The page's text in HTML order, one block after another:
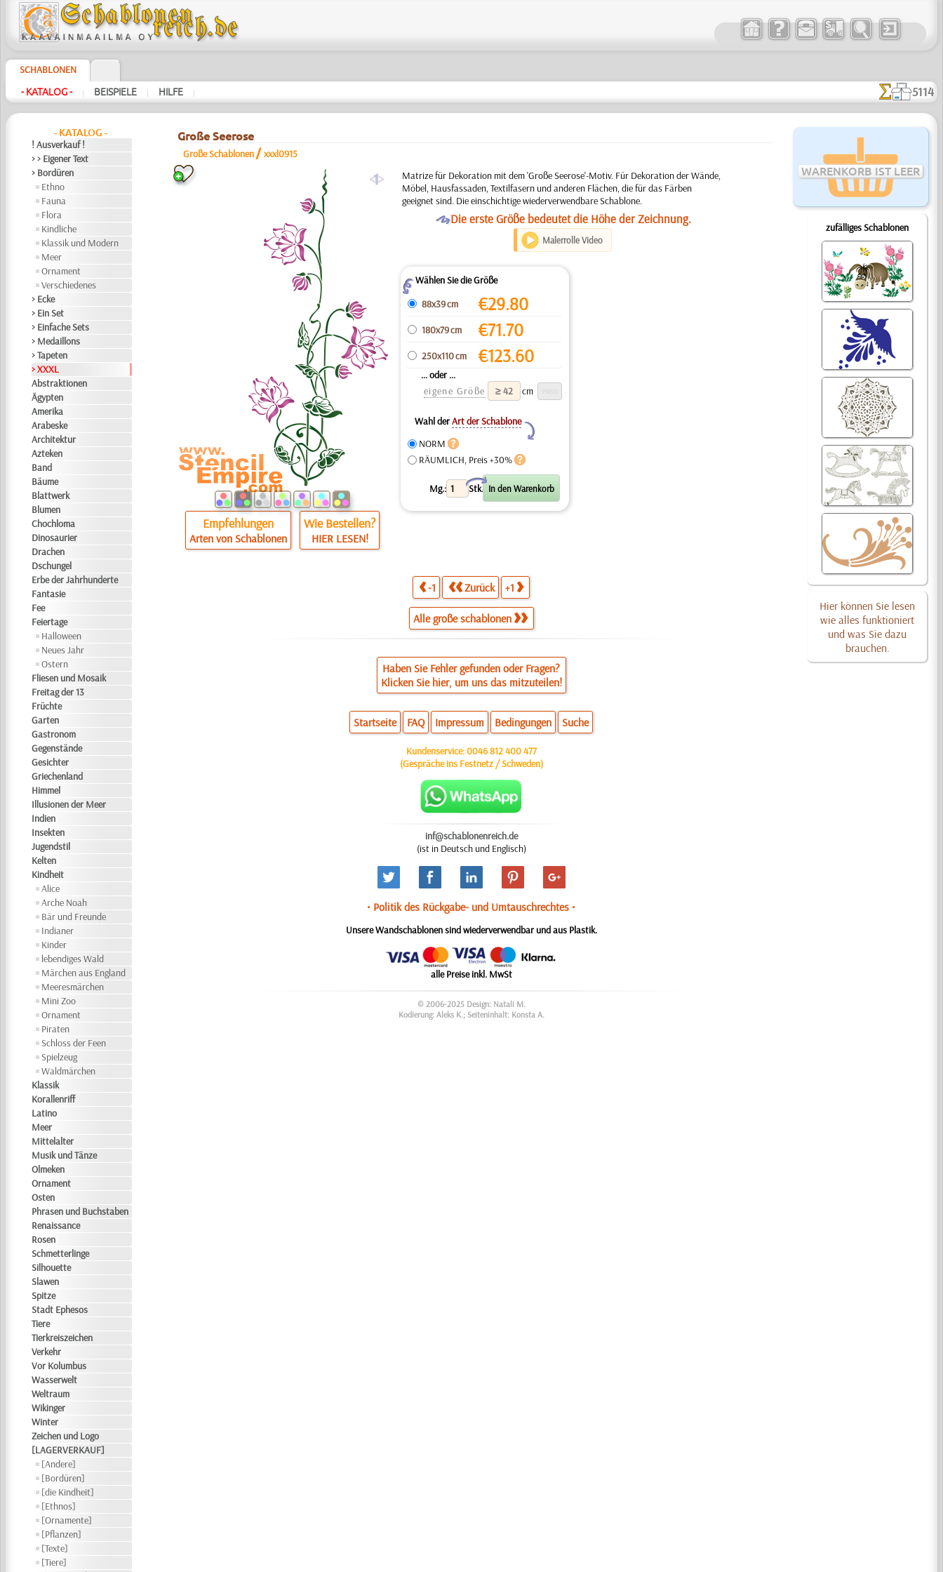
SCHABLONEN
- KATALOG - | BEISPIELE | HILFE | 5114
- KATALOG -
! Ausverkauf !
> > Eigener Text
> Bordüren
Ethno
Fauna
Flora
Kindliche
Klassik und Modern
Meer
Ornament
Verschiedenes
> Ecke
> Ein Set
> Einfache Sets
> Medaillons
> Tapeten
> XXXL
Abstraktionen
Ägypten
Amerika
Arabeske
Architektur
Azteken
Band
Bäume
Blattwerk
Blumen
Chochloma
Dinosaurier
Drachen
Dschungel
Erbe der Jahrhunderte
Fantasie
Fee
Feiertage
Halloween
Neues Jahr
Ostern
Fliesen und Mosaik
Freitag der 13
Früchte
Garten
Gastronom
Gegenstände
Gesichter
Griechenland
Himmel
Illusionen der Meer
Indien
Insekten
Jugendstil
Kelten
Kindheit
Alice
Arche Noah
Bär und Freunde
Indianer
Kinder
lebendiges Wald
Märchen aus England
Meeresmärchen
Mini Zoo
Ornament
Piraten
Schloss der Feen
Spielzeug
Waldmärchen
Klassik
Korallenriff
Latino
Meer
Mittelalter
Musik und Tänze
Olmeken
Ornament
Osten
Phrasen und Buchstaben
Renaissance
Rosen
Schmetterlinge
Silhouette
Slawen
Spitze
Stadt Ephesos
Tiere
Tierkreiszeichen
Verkehr
Vor Kolumbus
Wasserwelt
Weltraum
Wikinger
Winter
Zeichen und Logo
[LAGERVERKAUF]
[Andere]
[Bordüren]
[die Kindheit]
[Ethnos]
[Ornamente]
[Pflanzen]
[Texte]
[Tiere]
WARENKORB IST LEER
zufälliges Schablonen
Hier können Sie lesen
wie alles funktioniert
und was Sie dazu
brauchen.
Große Seerose
Große Schablonen /xxxl0915
a
Empfehlungen
Arten von Schablonen
Wie Bestellen?
HIER LESEN!
Matrize für Dekoration mit dem 'Große Seerose'-Motiv. Für Dekoration der Wände,
Möbel, Hausfassaden, Textilfasern und anderen Flächen, die für das Färben
geeignet sind. Die einschichtige wiederverwendbare Schablone.
ODie erste Größe bedeutet die Höhe der Zeichnung.
Malerrolle Video
ZWählen Sie die Größe
88x39 cm
€29.80
180x79 cm €71.70
250x110 cm €123.60
... oder ...
eigene Größe
cm
Wahl derArt der Schablone
Y
NORM
RÄUMLICH, Preis +30%
Mg.: Stk.
X
-1 Zurück +1
Alle große schablonen
Haben Sie Fehler gefunden oder Fragen?
Klicken Sie hier, um uns das mitzuteilen!
Startseite FAQ Impressum Bedingungen Suche
Kundenservice:0046 812 400 477
(Gespräche ins Festnetz / Schweden)
inf@schablonenreich.de
(ist in Deutsch und Englisch)
• Politik des Rückgabe- und Umtauschrechtes •
Unsere Wandschablonen sind wiederverwendbar und aus Plastik.
alle Preise inkl. MwSt
© 2006-2025 Design: Natali M.
Kodierung: Aleks K.; Seiteninhalt: Konsta A.